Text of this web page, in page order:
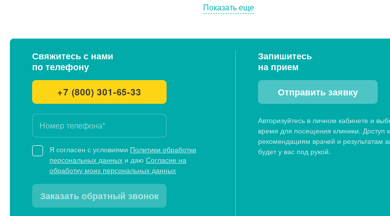
Показать еще
Свяжитесь с нами
по телефону
+7 (800) 301-65-33
Я согласен с условиями Политики обработки
персональных данных и даю Согласие на
обработку моих персональных данных
Заказать обратный звонок
Запишитесь
на прием
Отправить заявку
Авторизуйтесь в личном кабинете и
время для посещения клиники. Доступ
рекомендациям врачей и результатам
будет у вас под рукой.